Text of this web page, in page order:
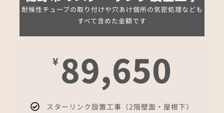
耐候性チューブの取り付けや穴あけ個所の気密処理なども
すべて含めた金額です
¥ 89,650
スターリンク設置工事（2階壁面・屋根下）